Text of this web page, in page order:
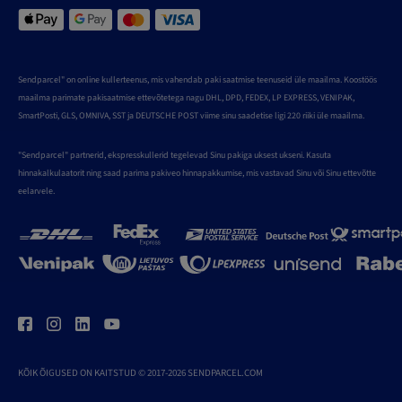
Sendparcel" on online kullerteenus, mis vahendab paki saatmise teenuseid üle maailma. Koostöös
maailma parimate pakisaatmise ettevõtetega nagu DHL, DPD, FEDEX, LP EXPRESS, VENIPAK,
SmartPosti, GLS, OMNIVA, SST ja DEUTSCHE POST viime sinu saadetise ligi 220 riiki üle maailma.
"Sendparcel" partnerid, ekspresskullerid tegelevad Sinu pakiga uksest ukseni. Kasuta
hinnakalkulaatorit ning saad parima pakiveo hinnapakkumise, mis vastavad Sinu või Sinu ettevõtte
eelarvele.
KÕIK ÕIGUSED ON KAITSTUD © 2017-2026 SENDPARCEL.COM